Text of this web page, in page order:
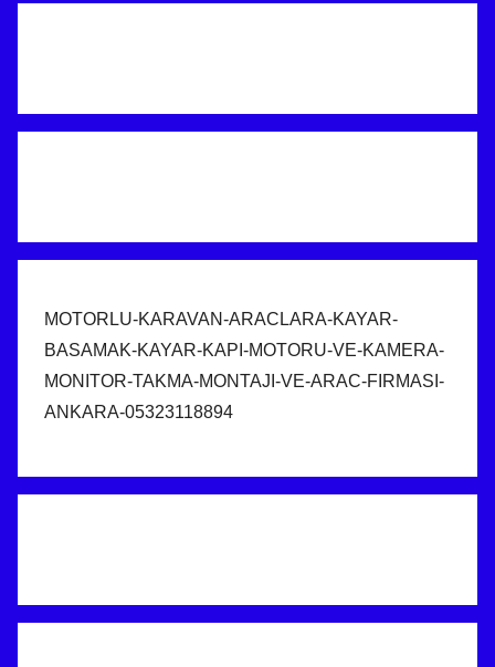
MOTORLU-KARAVAN-ARACLARA-KAYAR-
BASAMAK-KAYAR-KAPI-MOTORU-VE-KAMERA-
MONITOR-TAKMA-MONTAJI-VE-ARAC-FIRMASI-
ANKARA-05323118894